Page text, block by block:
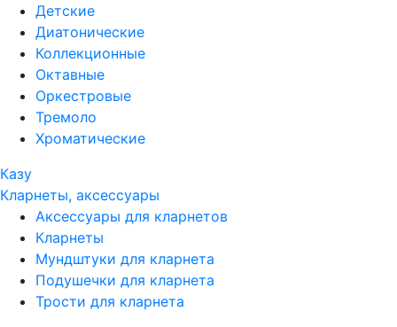
Детские
Диатонические
Коллекционные
Октавные
Оркестровые
Тремоло
Хроматические
Казу
Кларнеты, аксессуары
Аксессуары для кларнетов
Кларнеты
Мундштуки для кларнета
Подушечки для кларнета
Трости для кларнета